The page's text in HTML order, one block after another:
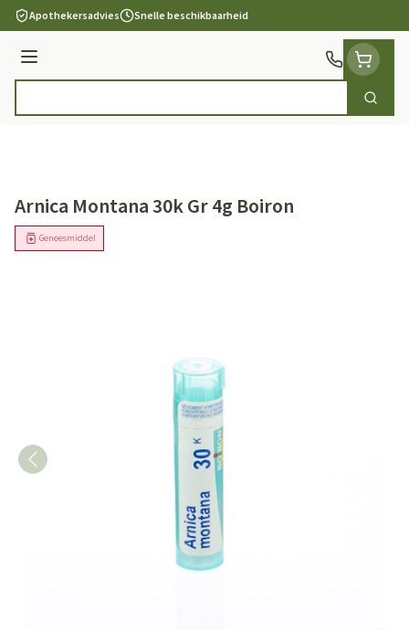
Ga naar de inhoud
Apothekersadvies Snelle beschikbaarheid
Menu
Zoek
Arnica Montana 30k Gr 4g Boiron
Geneesmiddel